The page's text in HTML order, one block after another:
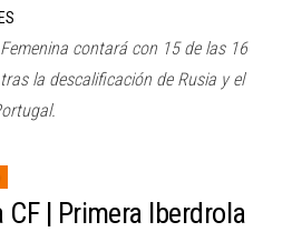
contará con 15 de las 16
la descalificación de Rusia y el
| Primera Iberdrola